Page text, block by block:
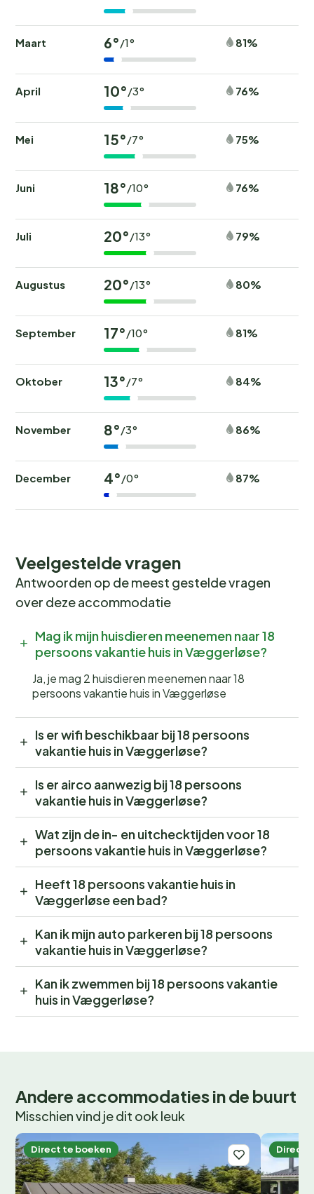
Maart 6°/1° 81%
April 10°/3° 76%
Mei 15°/7° 75%
Juni 18°/10° 76%
Juli 20°/13° 79%
Augustus 20°/13° 80%
September 17°/10° 81%
Oktober 13°/7° 84%
November 8°/3° 86%
December 4°/0° 87%
Veelgestelde vragen
Antwoorden op de meest gestelde vragen
over deze accommodatie
Mag ik mijn huisdieren meenemen naar 18
persoons vakantie huis in Væggerløse?
Ja, je mag 2 huisdieren meenemen naar 18
persoons vakantie huis in Væggerløse
Is er wifi beschikbaar bij 18 persoons
vakantie huis in Væggerløse?
Is er airco aanwezig bij 18 persoons
vakantie huis in Væggerløse?
Wat zijn de in- en uitchecktijden voor 18
persoons vakantie huis in Væggerløse?
Heeft 18 persoons vakantie huis in
Væggerløse een bad?
Kan ik mijn auto parkeren bij 18 persoons
vakantie huis in Væggerløse?
Kan ik zwemmen bij 18 persoons vakantie
huis in Væggerløse?
Andere accommodaties in de buurt
Misschien vind je dit ook leuk
Direct te boeken Direct